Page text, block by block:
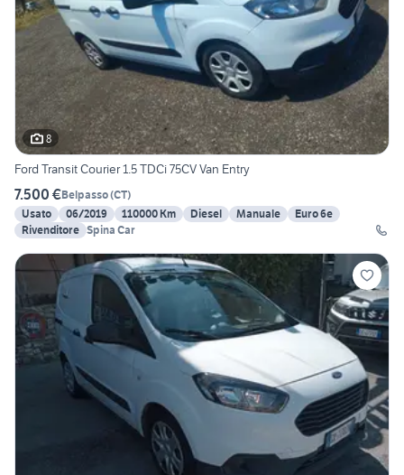
8
Ford Transit Courier 1.5 TDCi 75CV Van Entry
7.500 €Belpasso(CT)
Usato
06/2019 110000 Km Diesel Manuale
Euro 6e
Rivenditore Spina Car